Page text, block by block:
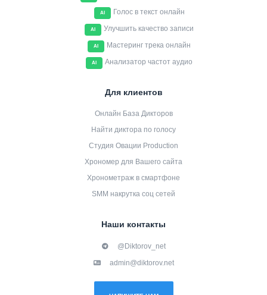
AI Голос в текст онлайн
AI Улучшить качество записи
AI Мастеринг трека онлайн
AI Анализатор частот аудио
Для клиентов
Онлайн База Дикторов
Найти диктора по голосу
Студия Овации Production
Хрономер для Вашего сайта
Хронометраж в смартфоне
SMM накрутка соц сетей
Наши контакты
@Diktorov_net
admin@diktorov.net